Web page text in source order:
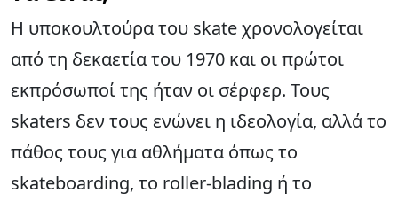
Η υποκουλτούρα του skate χρονολογείται
από τη δεκαετία του 1970 και οι πρώτοι
εκπρόσωποί της ήταν οι σέρφερ. Τους
skaters δεν τους ενώνει η ιδεολογία, αλλά το
πάθος τους για αθλήματα όπως το
skateboarding, το roller-blading ή το